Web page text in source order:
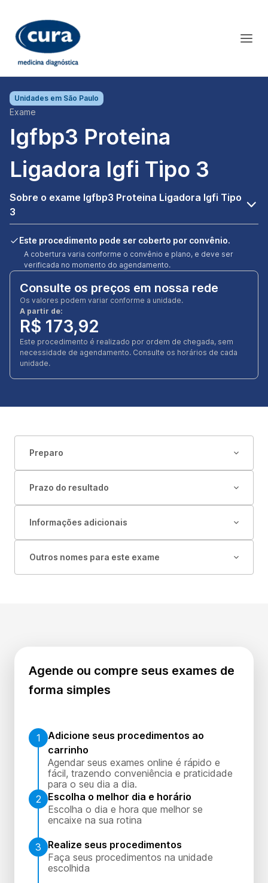
Unidades em São Paulo
Exame
Igfbp3 Proteina
Ligadora Igfi Tipo 3
Sobre o exame Igfbp3 Proteina Ligadora Igfi Tipo
3
Este procedimento pode ser coberto por convênio.
A cobertura varia conforme o convênio e plano, e deve ser
verificada no momento do agendamento.
Consulte os preços em nossa rede
Os valores podem variar conforme a unidade.
A partir de:
R$ 173,92
Este procedimento é realizado por ordem de chegada, sem
necessidade de agendamento. Consulte os horários de cada
unidade.
Preparo
Prazo do resultado
Informações adicionais
Outros nomes para este exame
Agende ou compre seus exames de
forma simples
1
Adicione seus procedimentos ao
carrinho
Agendar seus exames online é rápido e
fácil, trazendo conveniência e praticidade
para o seu dia a dia.
2
Escolha o melhor dia e horário
Escolha o dia e hora que melhor se
encaixe na sua rotina
3
Realize seus procedimentos
Faça seus procedimentos na unidade
escolhida